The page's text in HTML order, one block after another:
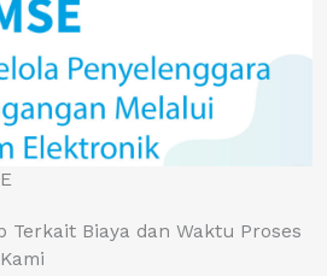
Terkait Biaya dan Waktu Proses